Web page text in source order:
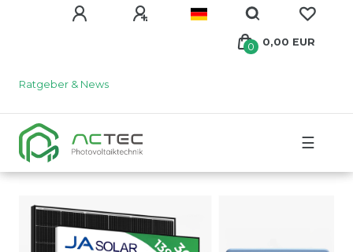
Ratgeber & News
0 0,00 EUR
☰